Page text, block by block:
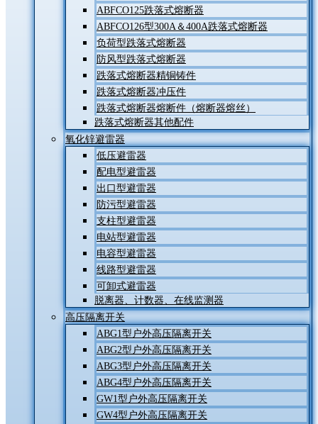
ABFCO125跌落式熔断器
ABFCO126型300A＆400A跌落式熔断器
负荷型跌落式熔断器
防风型跌落式熔断器
跌落式熔断器精铜铸件
跌落式熔断器冲压件
跌落式熔断器熔断件（熔断器熔丝）
跌落式熔断器其他配件
氧化锌避雷器
低压避雷器
配电型避雷器
出口型避雷器
防污型避雷器
支柱型避雷器
电站型避雷器
电容型避雷器
线路型避雷器
可卸式避雷器
脱离器、计数器、在线监测器
高压隔离开关
ABG1型户外高压隔离开关
ABG2型户外高压隔离开关
ABG3型户外高压隔离开关
ABG4型户外高压隔离开关
GW1型户外高压隔离开关
GW4型户外高压隔离开关